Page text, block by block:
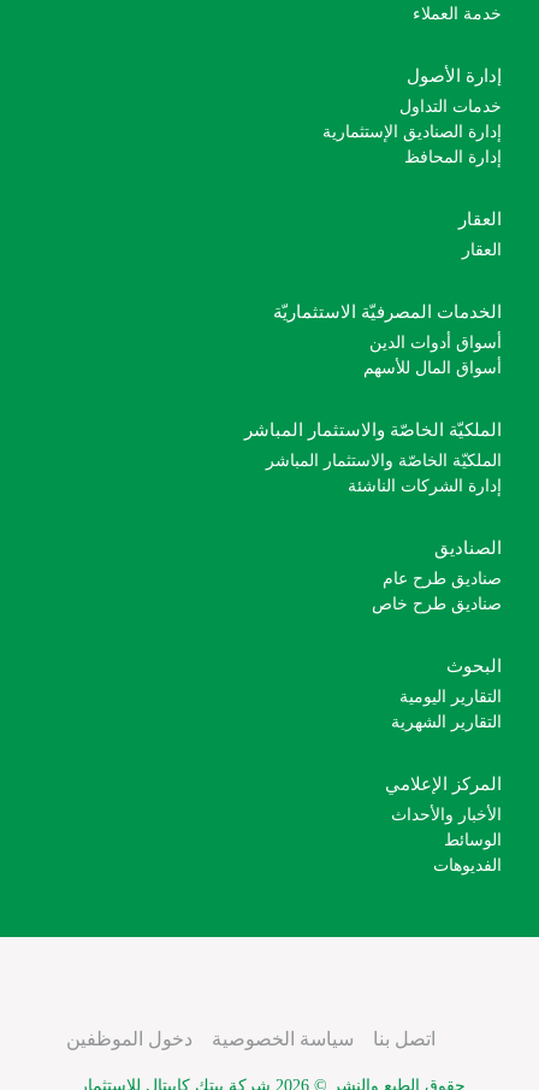
خدمة العملاء
إدارة الأصول
خدمات التداول
إدارة الصناديق الإستثمارية
إدارة المحافظ
العقار
العقار
الخدمات المصرفيّة الاستثماريّة
أسواق أدوات الدين
أسواق المال للأسهم
الملكيّة الخاصّة والاستثمار المباشر
الملكيّة الخاصّة والاستثمار المباشر
إدارة الشركات الناشئة
الصناديق
صناديق طرح عام
صناديق طرح خاص
البحوث
التقارير اليومية
التقارير الشهرية
المركز الإعلامي
الأخبار والأحداث
الوسائط
الفديوهات
اتصل بنا سياسة الخصوصية دخول الموظفين
حقوق الطبع والنشر © 2026 شركة بيتك كابيتال للإستثمار.